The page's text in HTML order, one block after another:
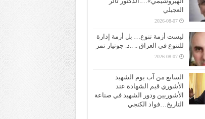
العجيلي
2026-08-07
ليست أزمة تنوع… بل أزمة إدارة
للتنوع في العراق .. ..د. جوتيار تمر
2026-08-07
السابع من آب يوم الشهيد
الأشوري قيم الشهادة عند
الأشوريين ودور الشهيد في صناعة
التاريخ…فواد الكنجي